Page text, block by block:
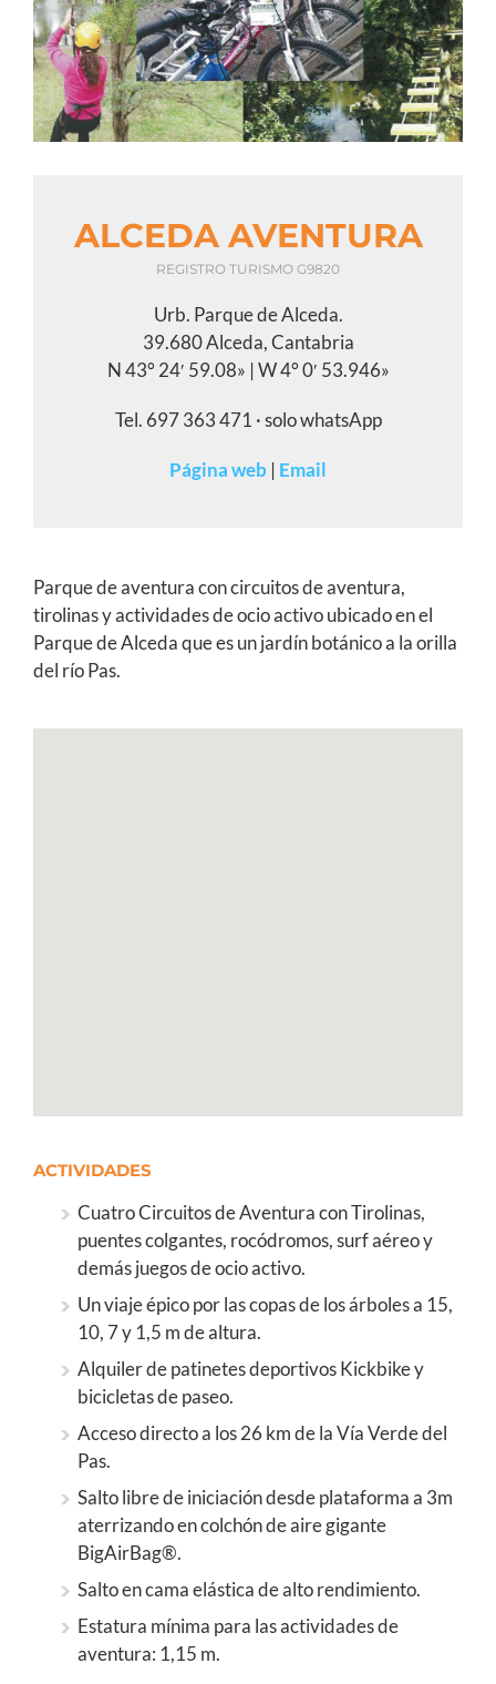
Image
ALCEDA AVENTURA
REGISTRO TURISMO G9820
Urb. Parque de Alceda.
39.680 Alceda, Cantabria
N 43° 24′ 59.08» | W 4° 0′ 53.946»
Tel. 697 363 471 · solo whatsApp
Página web | Email
Parque de aventura con circuitos de aventura,
tirolinas y actividades de ocio activo ubicado en el
Parque de Alceda que es un jardín botánico a la orilla
del río Pas.
ACTIVIDADES
Cuatro Circuitos de Aventura con Tirolinas,
puentes colgantes, rocódromos, surf aéreo y
demás juegos de ocio activo.
Un viaje épico por las copas de los árboles a 15,
10, 7 y 1,5 m de altura.
Alquiler de patinetes deportivos Kickbike y
bicicletas de paseo.
Acceso directo a los 26 km de la Vía Verde del
Pas.
Salto libre de iniciación desde plataforma a 3m
aterrizando en colchón de aire gigante
BigAirBag®.
Salto en cama elástica de alto rendimiento.
Estatura mínima para las actividades de
aventura: 1,15 m.